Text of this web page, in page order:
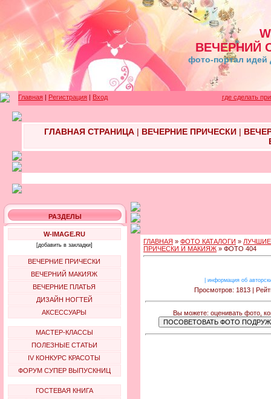
ВЕЧЕРНИЙ
фото-портал идей
Главная | Регистрация | Вход где сделать
ГЛАВНАЯ СТРАНИЦА| ВЕЧЕРНИЕ ПРИЧЕСКИ|
РАЗДЕЛЫ
W-IMAGE.RU
[добавить в закладки]
ВЕЧЕРНИЕ ПРИЧЕСКИ
ВЕЧЕРНИЙ МАКИЯЖ
ВЕЧЕРНИЕ ПЛАТЬЯ
ДИЗАЙН НОГТЕЙ
АКСЕССУАРЫ
МАСТЕР-КЛАССЫ
ПОЛЕЗНЫЕ СТАТЬИ
IV КОНКУРС КРАСОТЫ
ФОРУМ СУПЕР ВЫПУСКНИЦ
ГОСТЕВАЯ КНИГА
ГЛАВНАЯ » ФОТО КАТАЛОГИ »
ПРИЧЕСКИ И МАКИЯЖ » ФОТО 404
информация об
Просмотров: 1813 |
Вы можете: оценивать фото,